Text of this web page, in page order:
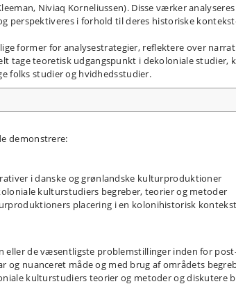
Niviaq Korneliussen). Disse værker
perspektiveres i forhold til deres historiske
former for analysestrategier, reflektere over
tage teoretisk udgangspunkt i dekoloniale studier,
folks studier og hvidhedsstudier.
demonstrere:
i danske og grønlandske kulturproduktioner
kulturstudiers begreber, teorier og metoder
placering i en kolonihistorisk kontekst
eller de væsentligste problemstillinger inden for
og nuanceret måde og med brug af områdets
kulturstudiers teorier og metoder og diskutere